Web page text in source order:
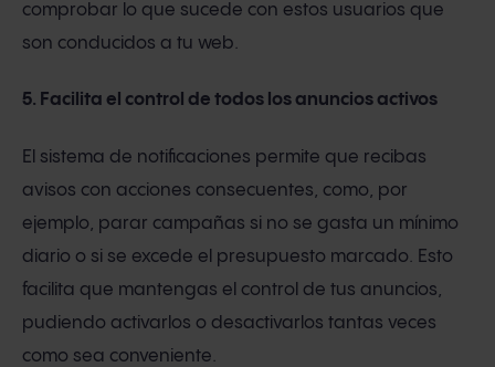
comprobar lo que sucede con estos usuarios que
son conducidos a tu web.
5. Facilita el control de todos los anuncios activos
El sistema de notificaciones permite que recibas
avisos con acciones consecuentes, como, por
ejemplo, parar campañas si no se gasta un mínimo
diario o si se excede el presupuesto marcado. Esto
facilita que mantengas el control de tus anuncios,
pudiendo activarlos o desactivarlos tantas veces
como sea conveniente.